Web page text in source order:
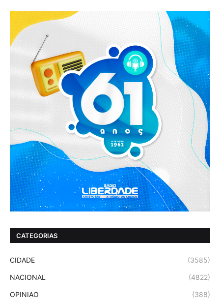
CATEGORIAS
CIDADE (3585)
NACIONAL (4822)
OPINIAO (388)